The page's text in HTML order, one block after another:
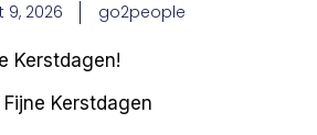
2026 go2people
Kerstdagen!